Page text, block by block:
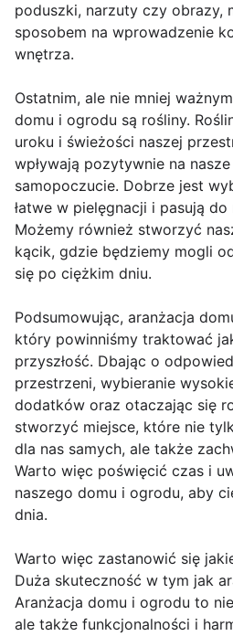
poduszki, narzuty czy obrazy,
sposobem na wprowadzenie
wnętrza.
Ostatnim, ale nie mniej
domu i ogrodu są rośliny.
uroku i świeżości naszej
wpływają pozytywnie na
samopoczucie. Dobrze jest
łatwe w pielęgnacji i pasują
Możemy również stworzyć
kącik, gdzie będziemy mogli
się po ciężkim dniu.
Podsumowując, aranżacja
który powinniśmy traktować
przyszłość. Dbając o
przestrzeni, wybieranie
dodatków oraz otaczając się
stworzyć miejsce, które nie
dla nas samych, ale także
Warto więc poświęcić czas i
naszego domu i ogrodu, aby
dnia.
Warto więc zastanowić się
Duża skuteczność w tym jak
Aranżacja domu i ogrodu to
ale także funkcjonalności i